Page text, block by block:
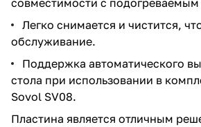
Легко снимается и чистится,
обслуживание.
Поддержка автоматического
стола при использовании в
Sovol SV08.
Пластина является отличным